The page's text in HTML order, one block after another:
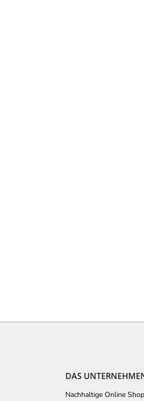
DAS
Nachhaltige Online Shop